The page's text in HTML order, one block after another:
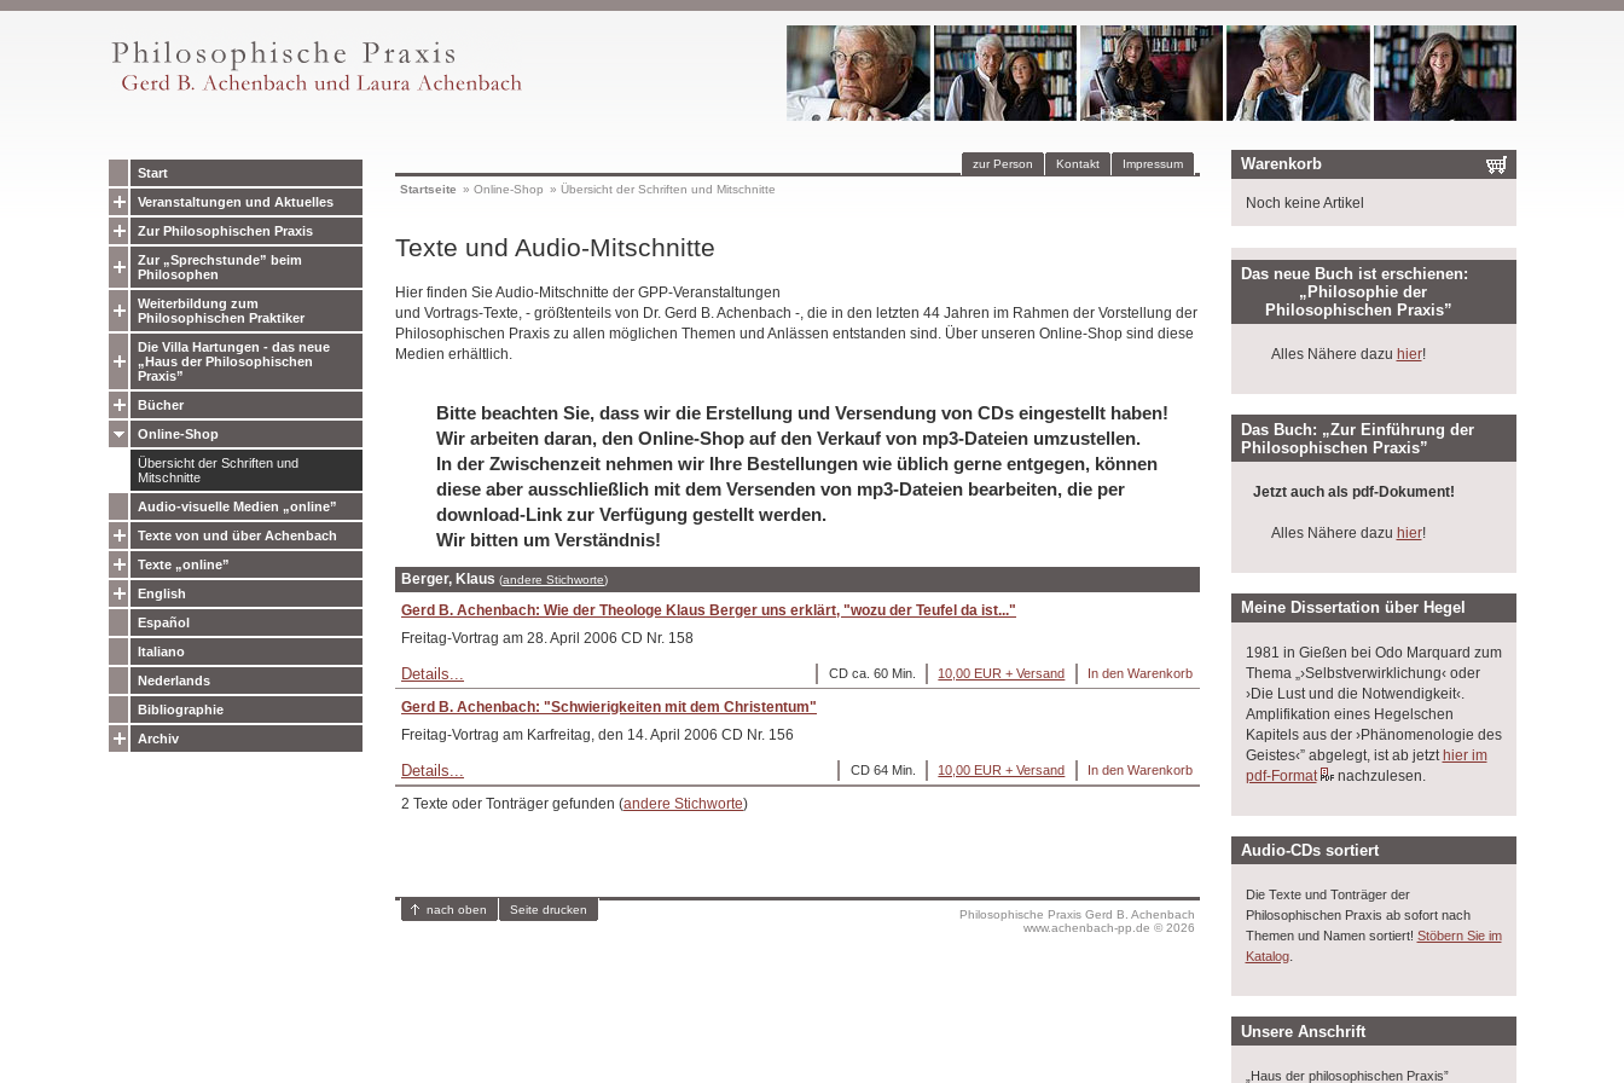
Start
Veranstaltungen und Aktuelles
Zur Philosophischen Praxis
Zur „Sprechstunde” beim
Philosophen
Weiterbildung zum
Philosophischen Praktiker
Die Villa Hartungen - das neue
„Haus der Philosophischen
Praxis”
Bücher
Online-Shop
Übersicht der Schriften und
Mitschnitte
Audio-visuelle Medien „online”
Texte von und über Achenbach
Texte „online”
English
Español
Italiano
Nederlands
Bibliographie
Archiv
Impressum
Kontakt
zur Person
Startseite » Online-Shop » Übersicht der Schriften und Mitschnitte
Texte und Audio-Mitschnitte
Hier finden Sie Audio-Mitschnitte der GPP-Veranstaltungen
und Vortrags-Texte, - größtenteils von Dr. Gerd B. Achenbach -, die in den letzten 44 Jahren im Rahmen der Vorstellung der
Philosophischen Praxis zu allen möglichen Themen und Anlässen entstanden sind. Über unseren Online-Shop sind diese
Medien erhältlich.
Bitte beachten Sie, dass wir die Erstellung und Versendung von CDs eingestellt haben!
Wir arbeiten daran, den Online-Shop auf den Verkauf von mp3-Dateien umzustellen.
In der Zwischenzeit nehmen wir Ihre Bestellungen wie üblich gerne entgegen, können
diese aber ausschließlich mit dem Versenden von mp3-Dateien bearbeiten, die per
download-Link zur Verfügung gestellt werden.
Wir bitten um Verständnis!
Berger, Klaus(andere Stichworte)
Gerd B. Achenbach: Wie der Theologe Klaus Berger uns erklärt, "wozu der Teufel da ist..."
Freitag-Vortrag am 28. April 2006 CD Nr. 158
10,00 EUR + Versand
CD ca. 60 Min.
Details...
Gerd B. Achenbach: "Schwierigkeiten mit dem Christentum"
Freitag-Vortrag am Karfreitag, den 14. April 2006 CD Nr. 156
10,00 EUR + Versand
CD 64 Min.
Details...
2 Texte oder Tonträger gefunden (andere Stichworte)
Philosophische Praxis Gerd B. Achenbach
www.achenbach-pp.de © 2026
nach oben Seite drucken
Warenkorb
Noch keine Artikel
Das neue Buch ist erschienen:
„Philosophie der
Philosophischen Praxis”
Alles Nähere dazu hier!
Das Buch: „Zur Einführung der
Philosophischen Praxis”
Jetzt auch als pdf-Dokument!
Alles Nähere dazu hier!
Meine Dissertation über Hegel
1981 in Gießen bei Odo Marquard zum
Thema „›Selbstverwirklichung‹ oder
›Die Lust und die Notwendigkeit‹.
Amplifikation eines Hegelschen
Kapitels aus der ›Phänomenologie des
Geistes‹” abgelegt, ist ab jetzt hier im
pdf-Format
nachzulesen.
Audio-CDs sortiert
Die Texte und Tonträger der
Philosophischen Praxis ab sofort nach
Themen und Namen sortiert! Stöbern Sie im
Katalog.
Unsere Anschrift
„Haus der philosophischen Praxis”